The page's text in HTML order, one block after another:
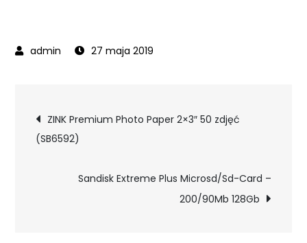
27 maja 2019
Nawigacja
wpisu
ZINK Premium Photo Paper 2×3″ 50 zdjęć
(SB6592)
Sandisk Extreme Plus Microsd/Sd-Card –
200/90Mb 128Gb